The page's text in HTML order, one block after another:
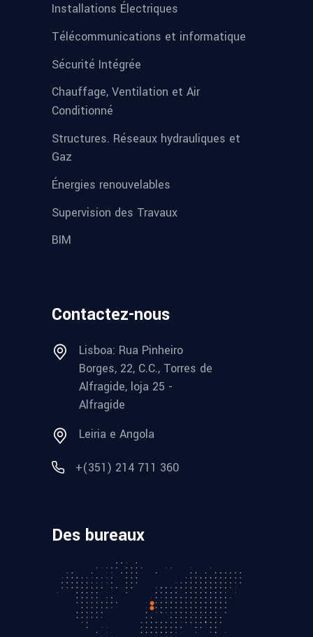
Installations Électriques
Télécommunications et informatique
Sécurité Intégrée
Chauffage, Ventilation et Air
Conditionné
Structures. Réseaux hydrauliques et
Gaz
Énergies renouvelables
Supervision des Travaux
BIM
Contactez-nous
Lisboa: Rua Pinheiro
Borges, 22, C.C., Torres de
Alfragide, loja 25 -
Alfragide
Leiria e Angola
+(351) 214 711 360
Des bureaux